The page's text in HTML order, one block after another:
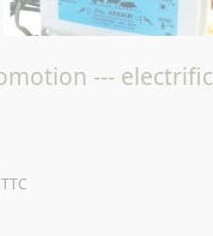
TTC